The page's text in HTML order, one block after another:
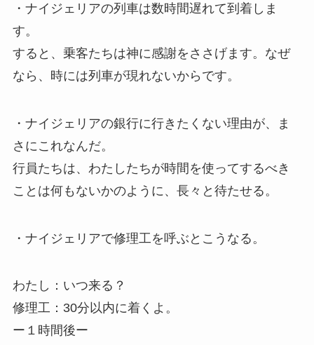
・ナイジェリアの列車は数時間遅れて到着しま
す。
すると、乗客たちは神に感謝をささげます。なぜ
なら、時には列車が現れないからです。
・ナイジェリアの銀行に行きたくない理由が、ま
さにこれなんだ。
行員たちは、わたしたちが時間を使ってするべき
ことは何もないかのように、長々と待たせる。
・ナイジェリアで修理工を呼ぶとこうなる。
わたし：いつ来る？
修理工：30分以内に着くよ。
ー１時間後ー